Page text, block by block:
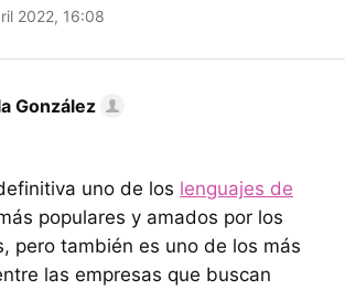
2022, 16:08
González
uno de los lenguajes de
populares y amados por los
pero también es uno de los más
las empresas que buscan